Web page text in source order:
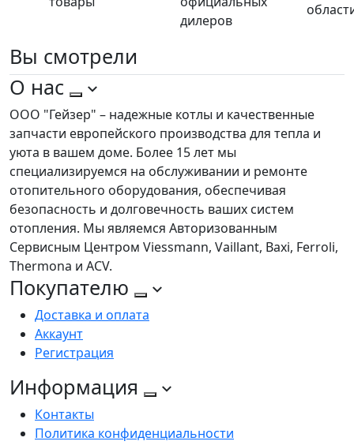
дилеров
Вы смотрели
О нас
ООО "Гейзер" – надежные котлы и качественные
запчасти европейского производства для тепла и
уюта в вашем доме. Более 15 лет мы
специализируемся на обслуживании и ремонте
отопительного оборудования, обеспечивая
безопасность и долговечность ваших систем
отопления. Мы являемся Авторизованным
Сервисным Центром Viessmann, Vaillant, Baxi, Ferroli,
Thermona и ACV.
Покупателю
Доставка и оплата
Аккаунт
Регистрация
Информация
Контакты
Политика конфиденциальности